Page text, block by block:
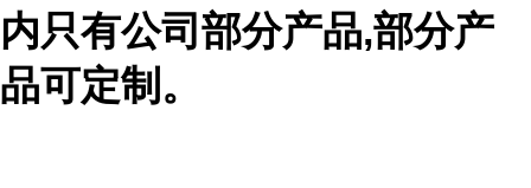
内只有公司部分产品,部分产
品可定制。